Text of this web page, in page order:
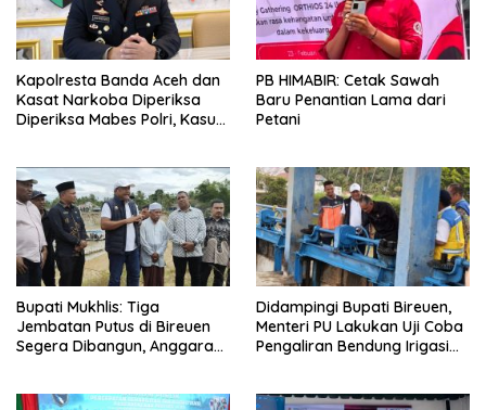
Kapolresta Banda Aceh dan
Kasat Narkoba Diperiksa
Diperiksa Mabes Polri, Kasus
PB HIMABIR: Cetak Sawah
Baru Penantian Lama dari
Petani
Bupati Mukhlis: Tiga
Jembatan Putus di Bireuen
Segera Dibangun, Anggaran
Didampingi Bupati Bireuen,
Menteri PU Lakukan Uji Coba
Pengaliran Bendung Irigasi